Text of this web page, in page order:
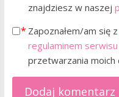
znajdziesz w naszej
Zapoznałem/am się z
regulaminem serwisu
przetwarzania moich